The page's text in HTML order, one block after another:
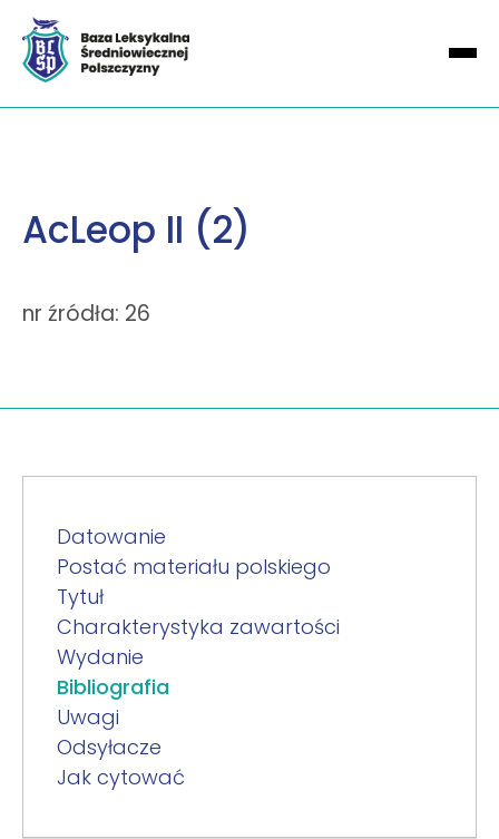
AcLeop II (2)
nr źródła: 26
Datowanie
Postać materiału polskiego
Tytuł
Charakterystyka zawartości
Wydanie
Bibliografia
Uwagi
Odsyłacze
Jak cytować